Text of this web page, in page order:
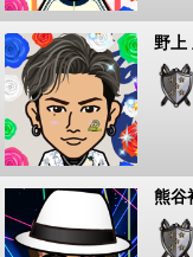
野上
熊谷